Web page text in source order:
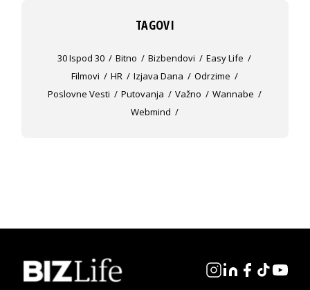
TAGOVI
30 Ispod 30 Bitno Bizbendovi
Easy Life
Filmovi
HR Izjava Dana
Odrzime
Poslovne Vesti
Putovanja Važno
Wannabe
Webmind